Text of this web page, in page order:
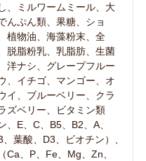
、ミルワームミール、大
んぷん類、果糖、ショ
植物油、海藻粉末、全
脱脂粉乳、乳脂肪、生菌
洋ナシ、グレープフルー
、イチゴ、マンゴー、オ
イ、ブルーベリー、クラ
ズベリー、ビタミン類
、E、C、B5、B2、A、
葉酸、D3、ビオチン）、
Ca、P、Fe、Mg、Zn、